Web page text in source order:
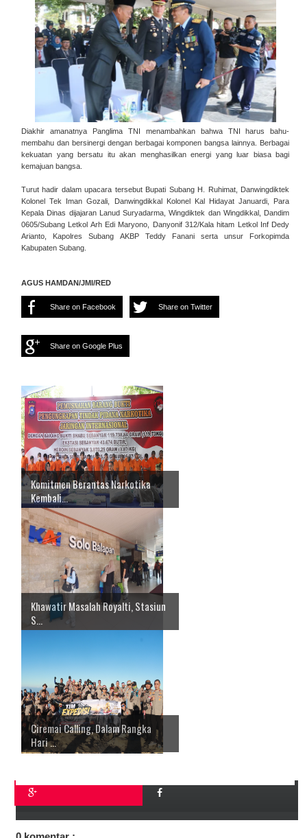
Diakhir amanatnya Panglima TNI menambahkan bahwa TNI harus bahu-
membahu dan bersinergi dengan berbagai komponen bangsa lainnya. Berbagai
kekuatan yang bersatu itu akan menghasilkan energi yang luar biasa bagi
kemajuan bangsa.
Turut hadir dalam upacara tersebut Bupati Subang H. Ruhimat, Danwingdiktek
Kolonel Tek Iman Gozali, Danwingdikkal Kolonel Kal Hidayat Januardi, Para
Kepala Dinas dijajaran Lanud Suryadarma, Wingdiktek dan Wingdikkal, Dandim
0605/Subang Letkol Arh Edi Maryono, Danyonif 312/Kala hitam Letkol Inf Dedy
Arianto, Kapolres Subang AKBP Teddy Fanani serta unsur Forkopimda
Kabupaten Subang.
AGUS HAMDAN/JMI/RED
Share on Facebook Share on Twitter
Share on Google Plus
Komitmen Berantas Narkotika
Kembali...
Khawatir Masalah Royalti, Stasiun
S...
Ciremai Calling, Dalam Rangka
Hari ...